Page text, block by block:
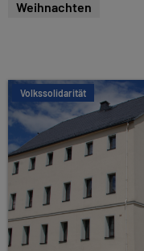
Weihnachten
Volkssolidarität